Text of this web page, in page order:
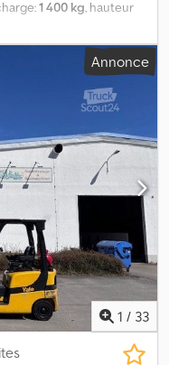
1 400 kg, hauteur
automatique,
, Prêt à être utiliséAnnonce
1 / 33